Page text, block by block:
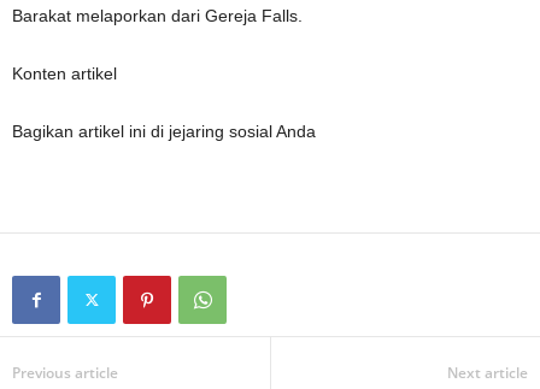
Barakat melaporkan dari Gereja Falls.
Konten artikel
Bagikan artikel ini di jejaring sosial Anda
Previous article Next article